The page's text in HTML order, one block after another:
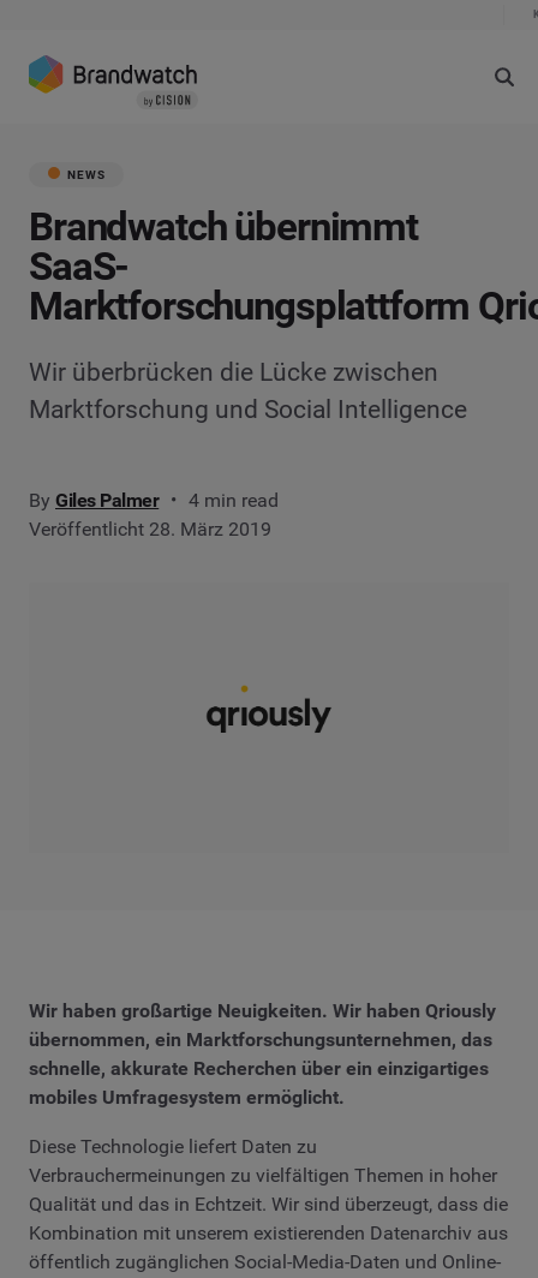
NEWS
Brandwatch übernimmt
SaaS-
Marktforschungsplattform
Wir überbrücken die Lücke zwischen
Marktforschung und Social Intelligence
By Giles Palmer
4 min read
Veröffentlicht 28. März 2019
Wir haben großartige Neuigkeiten. Wir haben Qriously
übernommen, ein Marktforschungsunternehmen, das
schnelle, akkurate Recherchen über ein einzigartiges
mobiles Umfragesystem ermöglicht.
Diese Technologie liefert Daten zu
Verbrauchermeinungen zu vielfältigen Themen in hoher
Qualität und das in Echtzeit. Wir sind überzeugt, dass die
Kombination mit unserem existierenden Datenarchiv aus
öffentlich zugänglichen Social-Media-Daten und Online-